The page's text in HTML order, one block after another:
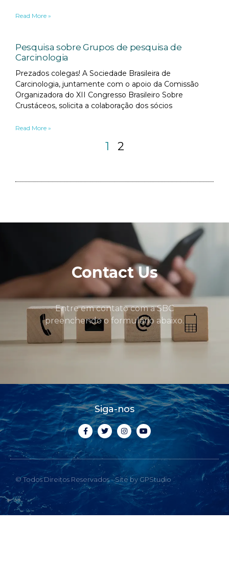
Read More »
Pesquisa sobre Grupos de pesquisa de
Carcinologia
Prezados colegas! A Sociedade Brasileira de
Carcinologia, juntamente com o apoio da Comissão
Organizadora do XII Congresso Brasileiro Sobre
Crustáceos, solicita a colaboração dos sócios
Read More »
1 2
Contact Us
Entre em contato com a SBC
preenchendo o formulário abaixo.
Siga-nos
© Todos Direitos Reservados - Site by GPStudio